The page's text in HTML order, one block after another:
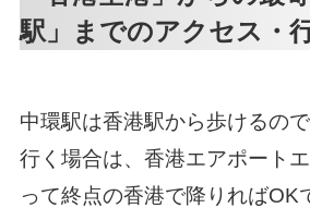
駅」までのアクセス・
中環駅は香港駅から歩けるの
行く場合は、香港エアポート
って終点の香港で降りれば